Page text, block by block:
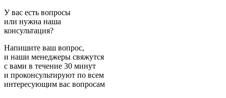
У вас есть вопросы
или нужна наша
консультация?
Напишите ваш вопрос,
и наши менеджеры свяжутся
с вами в течение 30 минут
и проконсультируют по всем
интересующим вас вопросам